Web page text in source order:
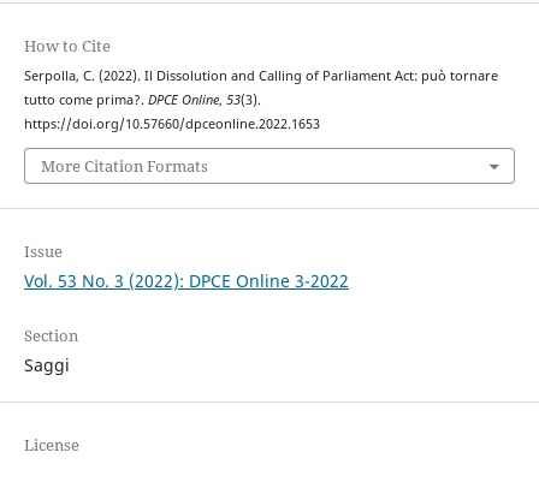
How to Cite
Serpolla, C. (2022). Il Dissolution and Calling of Parliament Act: può tornare
tutto come prima?. DPCE Online, 53(3).
https://doi.org/10.57660/dpceonline.2022.1653
More Citation Formats
Issue
Vol. 53 No. 3 (2022): DPCE Online 3-2022
Section
Saggi
License